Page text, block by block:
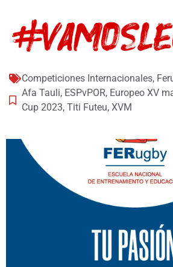
Competiciones Internacionales,
Afa Tauli, ESPvPOR, Europeo XV
Cup 2023, Titi Futeu, XVM